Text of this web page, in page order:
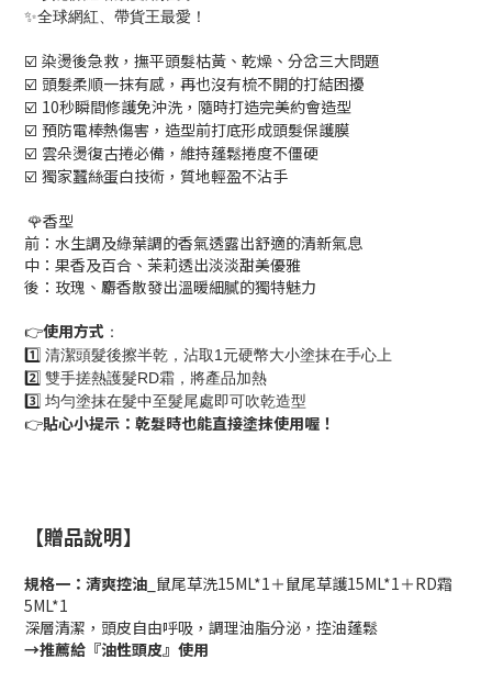
✨全球網紅、帶貨王最愛！
☑️ 染燙後急救，撫平頭髮枯黃、乾燥、分岔三大問題
☑️ 頭髮柔順一抹有感，再也沒有梳不開的打結困擾
☑️ 10秒瞬間修護免沖洗，隨時打造完美約會造型
☑️ 預防電棒熱傷害，造型前打底形成頭髮保護膜
☑️ 雲朵燙復古捲必備，維持蓬鬆捲度不僵硬
☑️ 獨家蠶絲蛋白技術，質地輕盈不沾手
🌹香型
前：水生調及綠葉調的香氣透露出舒適的清新氣息
中：果香及百合、茉莉透出淡淡甜美優雅
後：玫瑰、麝香散發出溫暖細膩的獨特魅力
👉使用方式 ：
1️⃣ 清潔頭髮後擦半乾，沾取1元硬幣大小塗抹在手心上
2️⃣ 雙手搓熱護髮RD霜，將產品加熱
3️⃣ 均勻塗抹在髮中至髮尾處即可吹乾造型
👉貼心小提示：乾髮時也能直接塗抹使用喔！
【贈品說明】
規格一：清爽控油 _鼠尾草洗15ML*1＋鼠尾草護15ML*1＋RD霜
5ML*1
深層清潔，頭皮自由呼吸，調理油脂分泌，控油蓬鬆
→推薦給『油性頭皮』使用